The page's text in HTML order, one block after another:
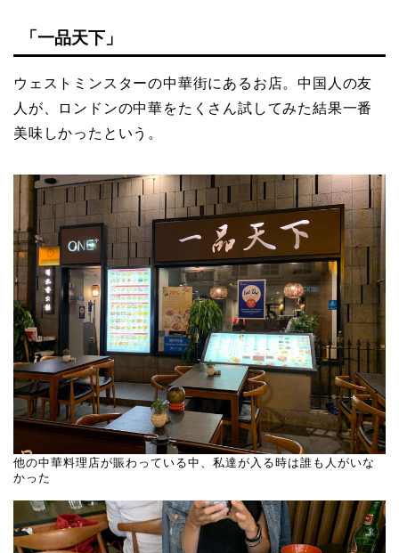
「一品天下」
ウェストミンスターの中華街にあるお店。中国人の友
人が、ロンドンの中華をたくさん試してみた結果一番
美味しかったという。
他の中華料理店が賑わっている中、私達が入る時は誰も人がいな
かった